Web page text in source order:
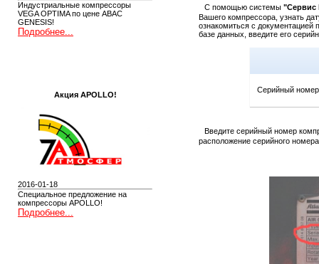
Индустриальные компрессоры
VEGA OPTIMA по цене ABAC
GENESIS!
Подробнее...
Акция APOLLO!
2016-01-18
Специальное предложение на
компрессоры APOLLO!
Подробнее...
C помощью системы "Сервис
Вашего компрессора, узнать
ознакомиться с
базе данных, введите его
Cерийный
Введите серийный номер
расположение серийного